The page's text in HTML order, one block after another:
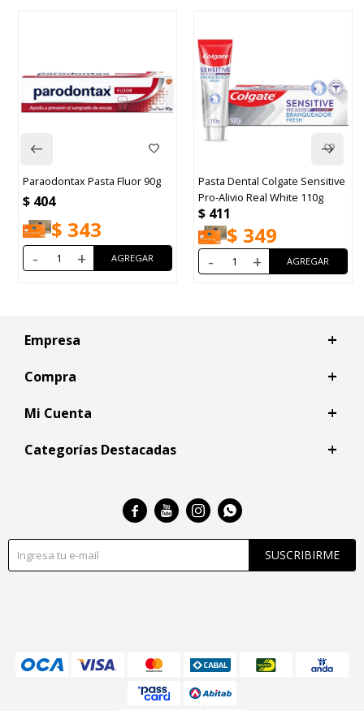
Paraodontax Pasta Fluor 90g
$ 404
$ 343
- +
Pasta Dental Colgate Sensitive
Pro-Alivio Real White 110g
$ 411
$ 349
- +
Empresa
Compra
Mi Cuenta
Categorías Destacadas
SUSCRIBIRME
   